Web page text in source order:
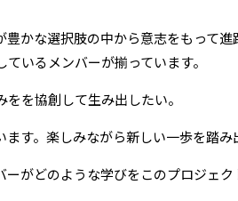
かな選択肢の中から意志をもって進
いるメンバーが揃っています。
を協創して生み出したい。
す。楽しみながら新しい一歩を踏み
がどのような学びをこのプロジェク